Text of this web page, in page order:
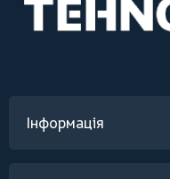
Інформація